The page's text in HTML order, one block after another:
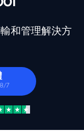
和管理解決方
7